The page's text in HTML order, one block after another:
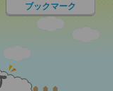
ブックマーク